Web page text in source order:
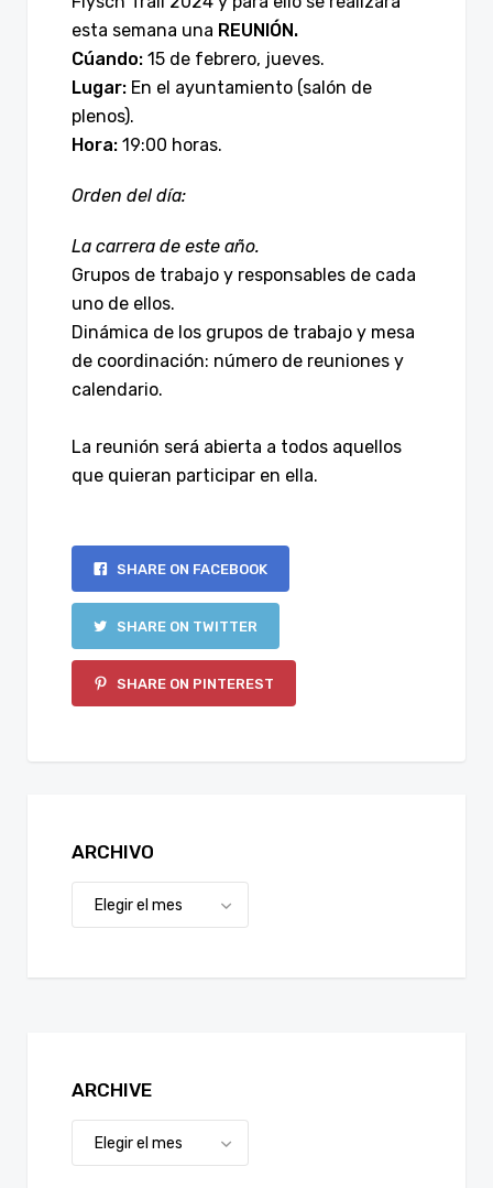
esta semana una REUNIÓN.
Cúando: 15 de febrero, jueves.
Lugar: En el ayuntamiento (salón de
plenos).
Hora: 19:00 horas.
Orden del día:
La carrera de este año.
Grupos de trabajo y responsables de cada
uno de ellos.
Dinámica de los grupos de trabajo y mesa
de coordinación: número de reuniones y
calendario.
La reunión será abierta a todos aquellos
que quieran participar en ella.
SHARE ON FACEBOOK
SHARE ON TWITTER
SHARE ON PINTEREST
ARCHIVO
ARCHIVE